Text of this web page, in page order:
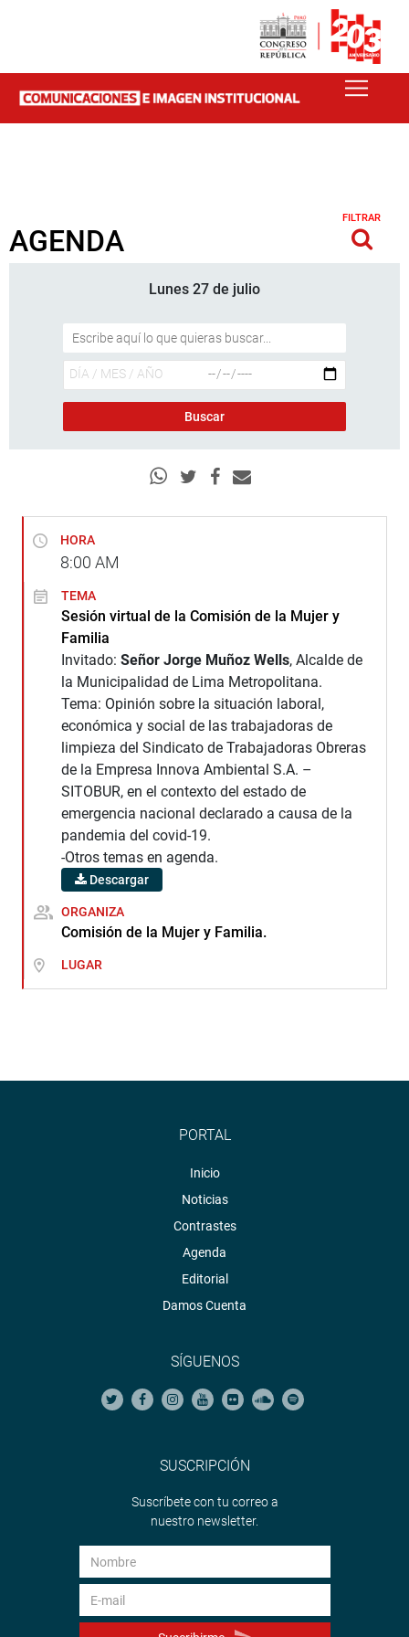
AGENDA
FILTRAR
Lunes 27 de julio
HORA
8:00 AM
TEMA
Sesión virtual de la Comisión de la Mujer y
Familia
Invitado: Señor Jorge Muñoz Wells, Alcalde de
la Municipalidad de Lima Metropolitana.
Tema: Opinión sobre la situación laboral,
económica y social de las trabajadoras de
limpieza del Sindicato de Trabajadoras Obreras
de la Empresa Innova Ambiental S.A. –
SITOBUR, en el contexto del estado de
emergencia nacional declarado a causa de la
pandemia del covid-19.
-Otros temas en agenda.
Descargar
ORGANIZA
Comisión de la Mujer y Familia.
LUGAR
PORTAL
Inicio
Noticias
Contrastes
Agenda
Editorial
Damos Cuenta
SÍGUENOS
SUSCRIPCIÓN
Suscríbete con tu correo a
nuestro newsletter.